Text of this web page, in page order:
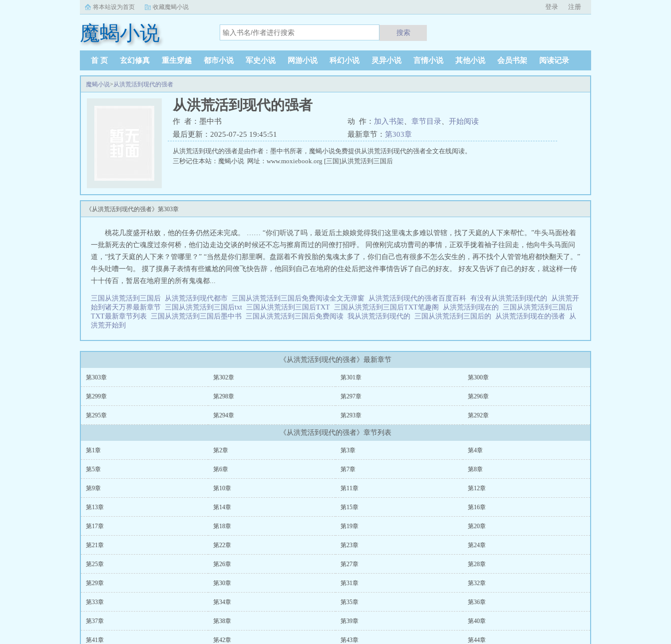
将本站设为首页 收藏魔蝎小说 登录 注册
魔蝎小说 搜索
首 页 玄幻修真 重生穿越 都市小说 军史小说 网游小说 科幻小说 灵异小说 言情小说 其他小说 会员书架 阅读记录
魔蝎小说>从洪荒活到现代的强者
从洪荒活到现代的强者
作 者：墨中书 动 作： 加入书架 章节目录
开始阅读
最后更新：2025-07-25 19:45:51
最新章节： 第303章
从洪荒活到现代的强者是由作者：墨中书所著，魔蝎小说免费提供从洪荒活到现代的强者全文在线阅读。
三秒记住本站：魔蝎小说 网址：www.moxiebook.org [三国]从洪荒活到三国后
《从洪荒活到现代的强者》第303章
桃花几度盛开枯败，他的任务仍然还未完成。 …… “你们听说了吗，最近后土娘娘觉得我们这里魂太多难以管辖，找了天庭的人下来帮忙。”牛头马面栓着
一批新死去的亡魂度过奈何桥，他们边走边交谈的时候还不忘与擦肩而过的同僚打招呼。 同僚刚完成功曹司的事情，正双手拢着袖子往回走，他向牛头马面问
道，“找了天庭的人下来？管哪里？” “当然是你们那里啊。盘踞着不肯投胎的鬼魂太多了，你们自己也有很多不怎么安生的，再不找个人管管地府都快翻天了。”
牛头吐嘈一句。 摸了摸鼻子表情有些尴尬的同僚飞快告辞，他回到自己在地府的住处后把这件事情告诉了自己的好友。 好友又告诉了自己的好友，就这样一传
十十传百，暂居在地府里的所有鬼魂都...
三国从洪荒活到三国后 从洪荒活到现代都市 三国从洪荒活到三国后免费阅读全文无弹窗 从洪荒活到现代的强者百度百科 有没有从洪荒活到现代的 从洪荒开
始到诸天万界最新章节 三国从洪荒活到三国后txt 三国从洪荒活到三国后TXT 三国从洪荒活到三国后TXT笔趣阁 从洪荒活到现在的 三国从洪荒活到三国后
TXT最新章节列表 三国从洪荒活到三国后墨中书 三国从洪荒活到三国后免费阅读 我从洪荒活到现代的 三国从洪荒活到三国后的 从洪荒活到现在的强者 从
洪荒开始到
《从洪荒活到现代的强者》最新章节
第303章 第302章 第301章 第300章
第299章 第298章 第297章 第296章
第295章 第294章 第293章 第292章
《从洪荒活到现代的强者》章节列表
第1章 第2章 第3章 第4章
第5章 第6章 第7章 第8章
第9章 第10章 第11章 第12章
第13章 第14章 第15章 第16章
第17章 第18章 第19章 第20章
第21章 第22章 第23章 第24章
第25章 第26章 第27章 第28章
第29章 第30章 第31章 第32章
第33章 第34章 第35章 第36章
第37章 第38章 第39章 第40章
第41章 第42章 第43章 第44章